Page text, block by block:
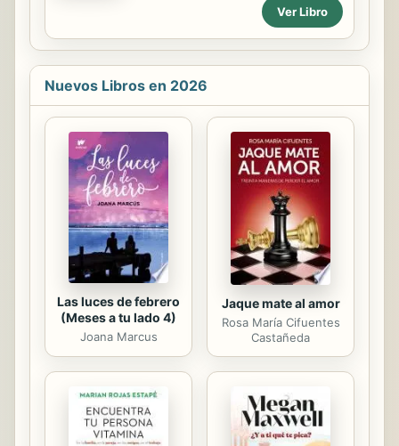
que existió en nuestra tierra: ‘La
Mancha’. Hoy lo recuperamos aquí...
verdad? Pregunta todavía más
radical, ¿existe la verdad? Según los
filósofos, sí, aunque ninguno alcanzó
Ver Libro
Nuevos Libros en 2026
Las luces de febrero
(Meses a tu lado 4)
Joana Marcus
Jaque mate al amor
Rosa María Cifuentes
Castañeda